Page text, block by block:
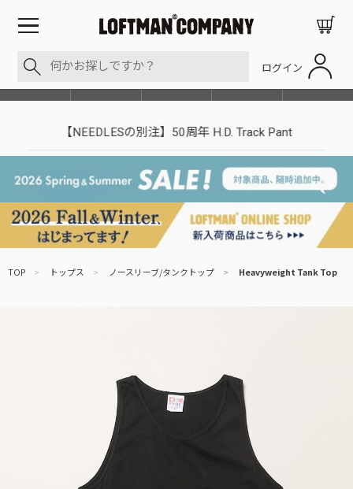
ログイン
SHOP LIST
【NEEDLESの別注】50周年 H.D. Track Pant
TOP > トップス > ノースリーブ/タンクトップ > Heavyweight Tank Top